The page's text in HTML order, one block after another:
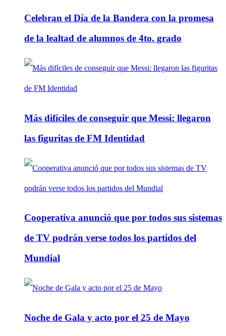
Celebran el Día de la Bandera con la promesa
de la lealtad de alumnos de 4to. grado
Más difíciles de conseguir que Messi: llegaron
las figuritas de FM Identidad
Cooperativa anunció que por todos sus sistemas
de TV podrán verse todos los partidos del
Mundial
Noche de Gala y acto por el 25 de Mayo